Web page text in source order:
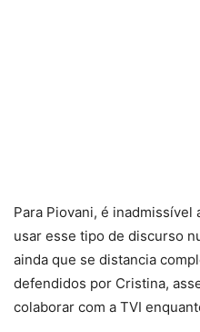
Para Piovani, é
usar esse tipo de discurso
ainda que se distancia
defendidos por Cristina,
colaborar com a TVI